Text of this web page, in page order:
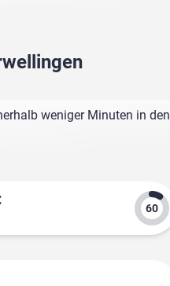
weniger Minuten in den